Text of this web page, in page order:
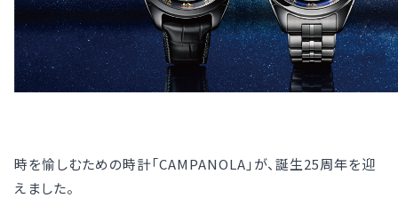
時を愉しむための時計「CAMPANOLA」が、誕生25周年を迎
えました。